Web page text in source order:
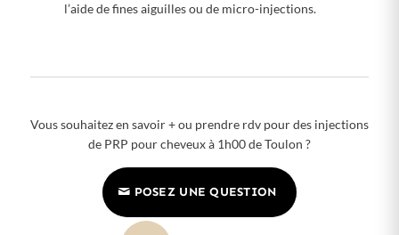
l’aide de fines aiguilles ou de micro-injections.
Vous souhaitez en savoir + ou prendre rdv pour des injections
de PRP pour cheveux à 1h00 de Toulon ?
POSEZ UNE QUESTION